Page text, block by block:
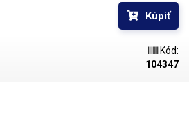
Kúpiť
Kód:
104347